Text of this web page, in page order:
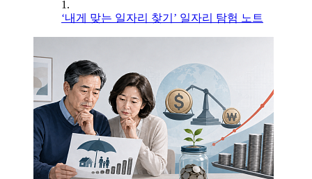
1.
‘내게 맞는 일자리 찾기’ 일자리 탐험 노트